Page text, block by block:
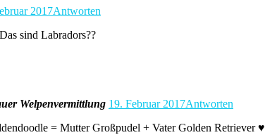
2017Antworten
sind Labradors??
Welpenvermittlung 19. Februar 2017Antworten
= Mutter Großpudel + Vater Golden Retriever ♥